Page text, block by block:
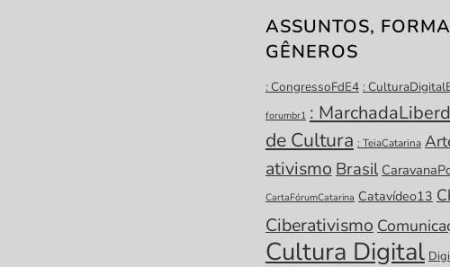
ASSUNTOS,
GÊNEROS
: CongressoFdE4 :
forumbr1 :
de Cultura : TeiaCatarina
ativismo Brasil
CartaFórumCatarina Catavídeo13
Ciberativismo
Cultura Digital